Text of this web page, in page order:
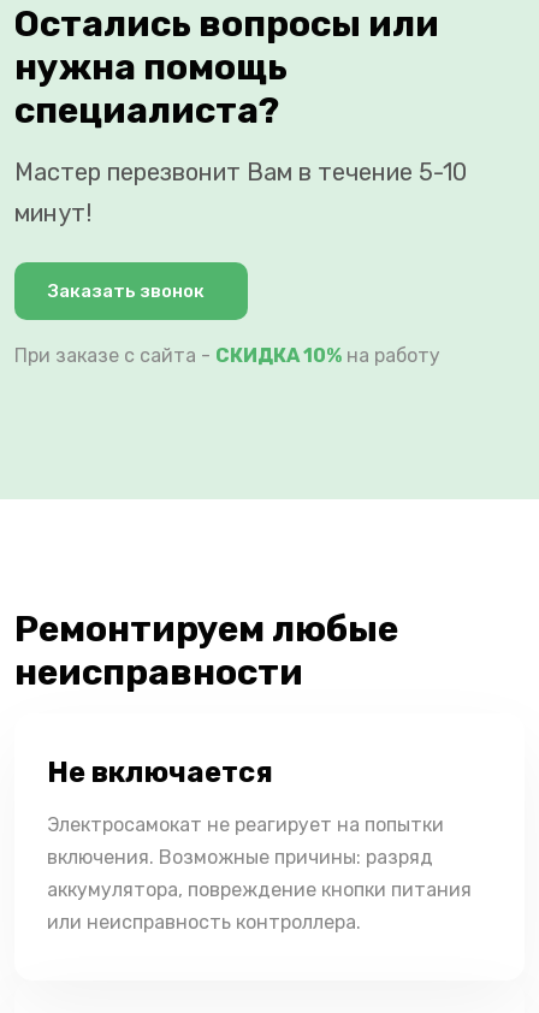
Остались вопросы или
нужна помощь
специалиста?
Мастер перезвонит Вам в течение 5-10
минут!
Заказать звонок
При заказе с сайта - СКИДКА 10% на работу
Ремонтируем любые
неисправности
Не включается
Электросамокат не реагирует на попытки
включения. Возможные причины: разряд
аккумулятора, повреждение кнопки питания
или неисправность контроллера.